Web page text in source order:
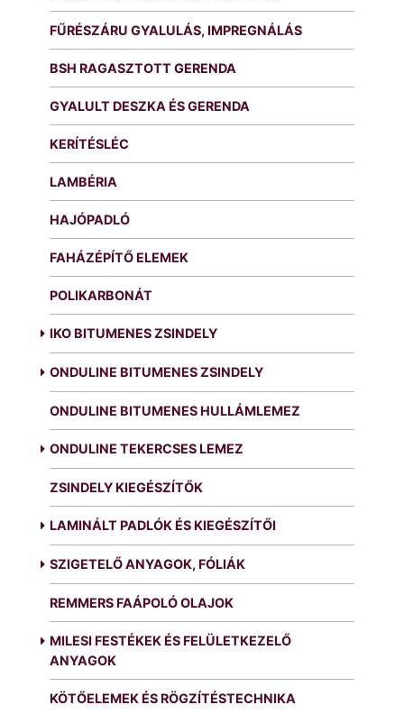
FŰRÉSZÁRU GYALULÁS, IMPREGNÁLÁS
BSH RAGASZTOTT GERENDA
GYALULT DESZKA ÉS GERENDA
KERÍTÉSLÉC
LAMBÉRIA
HAJÓPADLÓ
FAHÁZÉPÍTŐ ELEMEK
POLIKARBONÁT
IKO BITUMENES ZSINDELY
ONDULINE BITUMENES ZSINDELY
ONDULINE BITUMENES HULLÁMLEMEZ
ONDULINE TEKERCSES LEMEZ
ZSINDELY KIEGÉSZÍTŐK
LAMINÁLT PADLÓK ÉS KIEGÉSZÍTŐI
SZIGETELŐ ANYAGOK, FÓLIÁK
REMMERS FAÁPOLÓ OLAJOK
MILESI FESTÉKEK ÉS FELÜLETKEZELŐ
ANYAGOK
KÖTŐELEMEK ÉS RÖGZÍTÉSTECHNIKA